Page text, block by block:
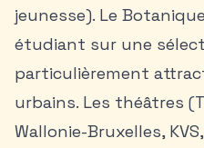
jeunesse). Le
étudiant sur une
particulièrement
urbains. Les théâtres
Wallonie-Bruxelles,